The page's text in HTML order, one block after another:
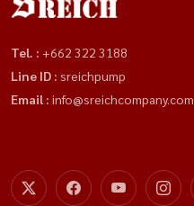
Tel. : +662 322 3188
Line ID : sreichpump
Email : info@sreichcompany.com